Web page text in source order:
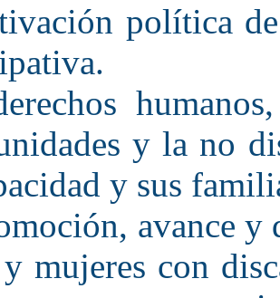
política
y la no
y sus
avance y
mujeres con